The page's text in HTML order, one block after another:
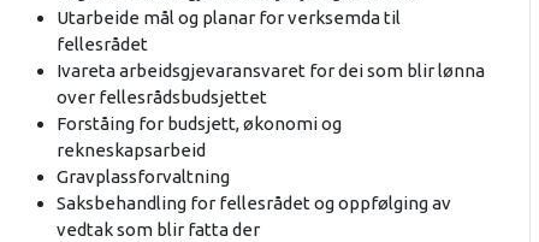
Utarbeide mål og planar for verksemda til
fellesrådet
Ivareta arbeidsgjevaransvaret for dei som blir lønna
over fellesrådsbudsjettet
Forståing for budsjett, økonomi og
rekneskapsarbeid
Gravplassforvaltning
Saksbehandling for fellesrådet og oppfølging av
vedtak som blir fatta der